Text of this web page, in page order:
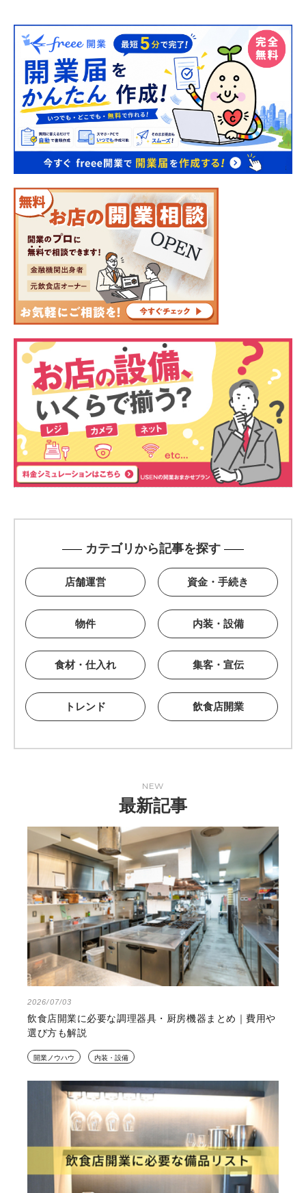
カテゴリから記事を探す
店舗運営 資金・手続き
物件 内装・設備
食材・仕入れ 集客・宣伝
トレンド 飲食店開業
NEW
最新記事
2026/07/03
飲食店開業に必要な調理器具・厨房機器まとめ｜費用や
選び方も解説
開業ノウハウ 内装・設備